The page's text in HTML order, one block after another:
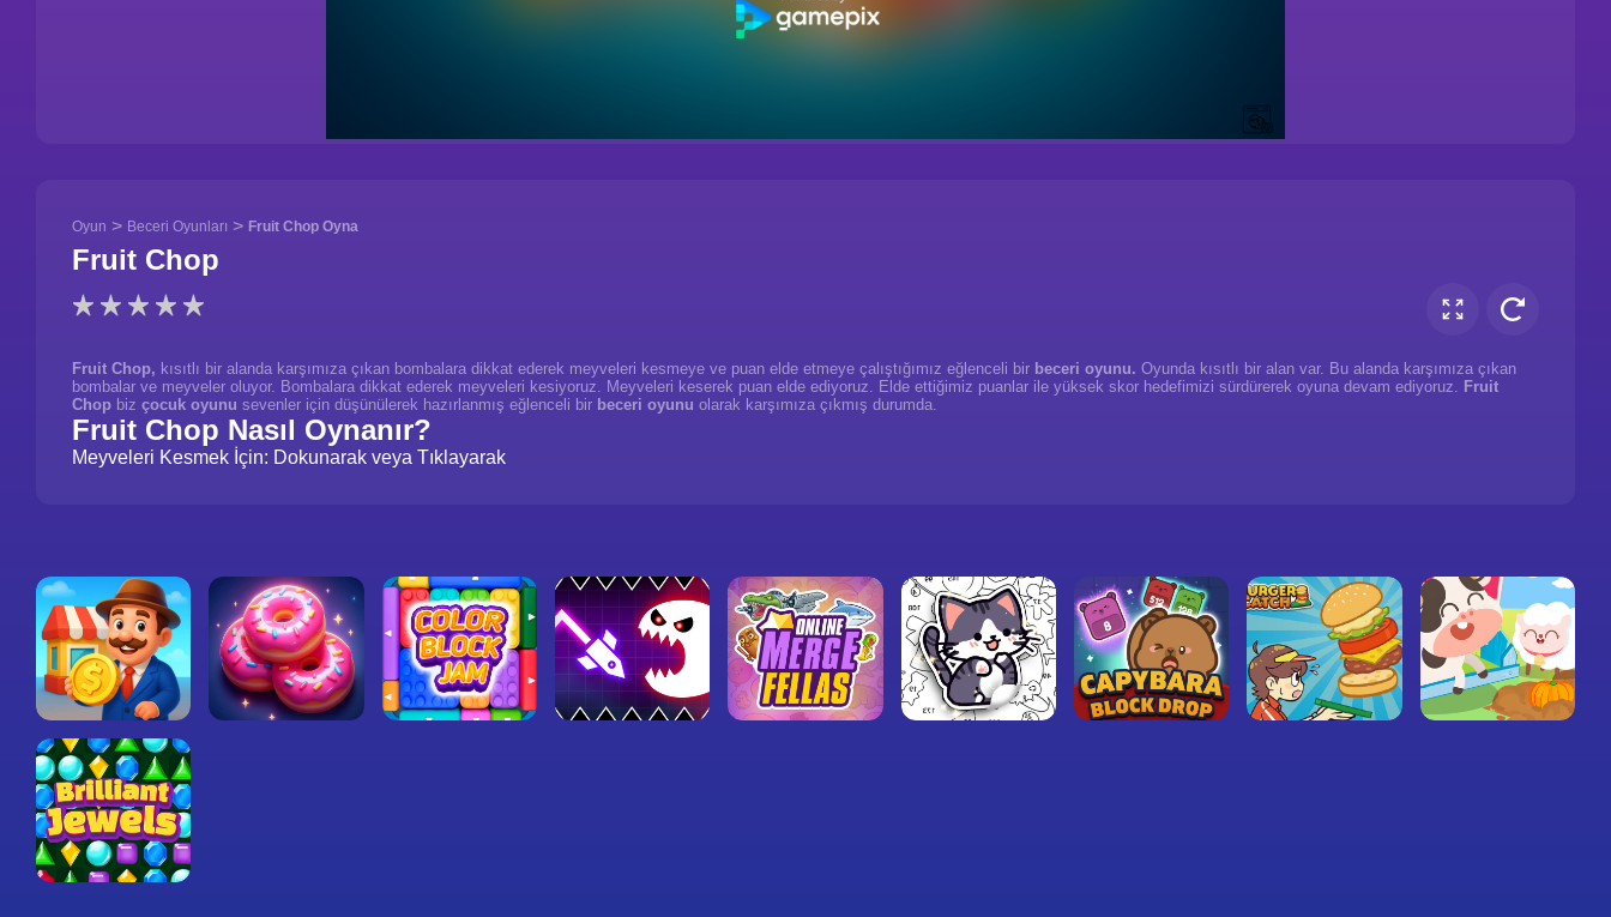
Oyun > Beceri Oyunları > Fruit Chop Oyna
Fruit Chop
Fruit Chop, kısıtlı bir alanda karşımıza çıkan bombalara dikkat ederek meyveleri kesmeye ve puan elde etmeye çalıştığımız eğlenceli bir beceri oyunu. Oyunda kısıtlı bir alan var. Bu alanda karşımıza çıkan
bombalar ve meyveler oluyor. Bombalara dikkat ederek meyveleri kesiyoruz. Meyveleri keserek puan elde ediyoruz. Elde ettiğimiz puanlar ile yüksek skor hedefimizi sürdürerek oyuna devam ediyoruz. Fruit
Chop biz çocuk oyunu sevenler için düşünülerek hazırlanmış eğlenceli bir beceri oyunu olarak karşımıza çıkmış durumda.
Fruit Chop Nasıl Oynanır?
Meyveleri Kesmek İçin: Dokunarak veya Tıklayarak